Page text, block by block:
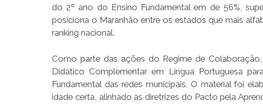
do 2º ano do Ensino Fundamental em de 56%,
posiciona o Maranhão entre os estados que mais
ranking nacional.
Como parte das ações do Regime de
Didático Complementar em Língua Portuguesa
Fundamental das redes municipais. O material foi
idade certa, alinhado às diretrizes do Pacto pela